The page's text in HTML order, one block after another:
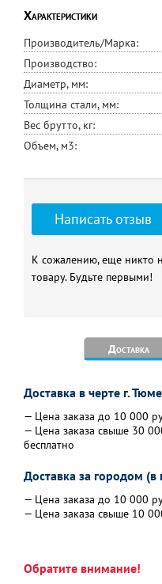
Характеристики
Производитель/Марка:
Производство:
Диаметр, мм:
Толщина стали, мм:
Вес брутто, кг:
Объем, м3:
Написать отзыв
К сожалению, еще никто
товару. Будьте первыми!
Доставка
Доставка в черте г.
— Цена заказа до 10 000
— Цена заказа свыше 30
бесплатно
Доставка за городом
— Цена заказа до 10 000
— Цена заказа свыше 10
Обратите внимание!